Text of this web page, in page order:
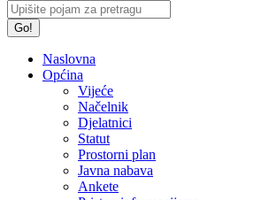
Naslovna
Općina
Vijeće
Načelnik
Djelatnici
Statut
Prostorni plan
Javna nabava
Ankete